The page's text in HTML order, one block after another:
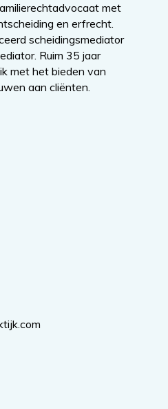
met
en erfrecht.
scheidingsmediator
Ruim 35 jaar
met het bieden van
aan cliënten.